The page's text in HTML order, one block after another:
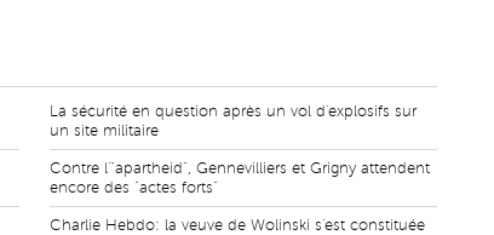
La sécurité en question après un vol d'explosifs sur
un site militaire
Contre l'"apartheid", Gennevilliers et Grigny attendent
encore des "actes forts"
Charlie Hebdo: la veuve de Wolinski s'est constituée